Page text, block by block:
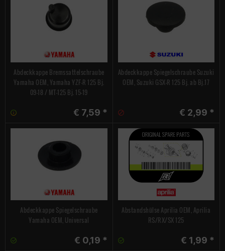
Abdeckkappe Bremssattelschraube
Yamaha OEM, Yamaha YZF-R 125 Bj.
09-18 / MT-125 Bj. 15-19
€ 7,59 *
Abdeckkappe Spiegelschraube Suzuki
OEM, Suzuki GSX-R 125 Bj. ab Bj.17
€ 2,99 *
Abdeckkappe Spiegelschraube
Yamaha OEM, Universal
€ 0,19 *
Abstandshülse Aprilia OEM, Aprilia
RS/RX/SX 125
€ 1,99 *